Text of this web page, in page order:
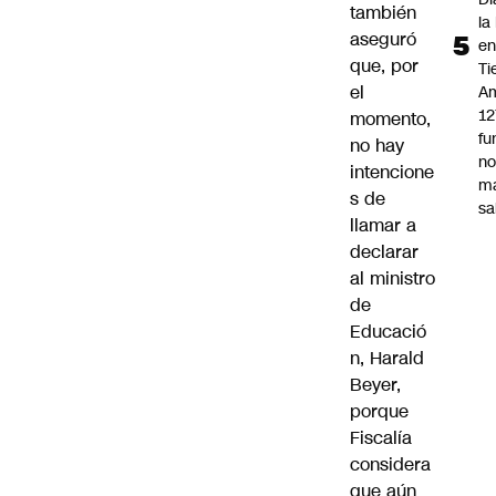
también
aseguró
que, por
el
momento,
no hay
intencione
s de
llamar a
declarar
al ministro
de
Educació
n, Harald
Beyer,
porque
Fiscalía
considera
que aún
la
en
no